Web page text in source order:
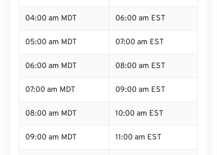
04:00 am MDT 06:00 am EST
05:00 am MDT 07:00 am EST
06:00 am MDT 08:00 am EST
07:00 am MDT 09:00 am EST
08:00 am MDT 10:00 am EST
09:00 am MDT 11:00 am EST